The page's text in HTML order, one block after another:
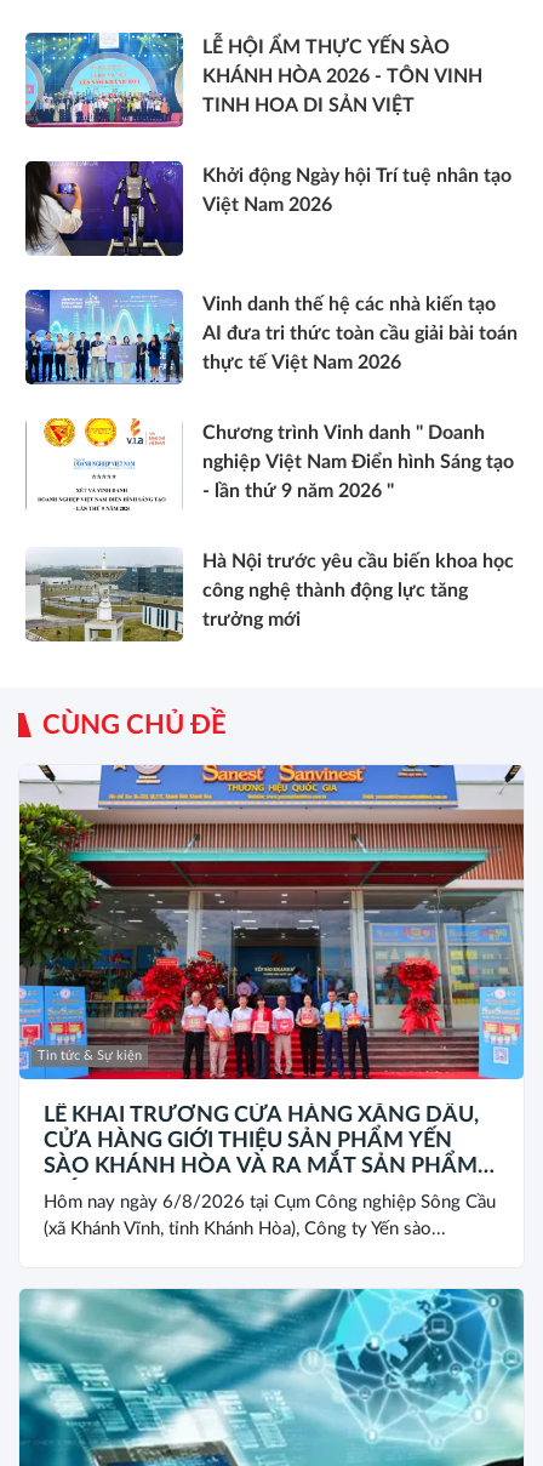
LỄ HỘI ẨM THỰC YẾN SÀO
KHÁNH HÒA 2026 - TÔN VINH
TINH HOA DI SẢN VIỆT
Khởi động Ngày hội Trí tuệ nhân tạo
Việt Nam 2026
Vinh danh thế hệ các nhà kiến tạo
AI đưa tri thức toàn cầu giải bài toán
thực tế Việt Nam 2026
Chương trình Vinh danh " Doanh
nghiệp Việt Nam Điển hình Sáng tạo
- lần thứ 9 năm 2026 "
Hà Nội trước yêu cầu biến khoa học
công nghệ thành động lực tăng
trưởng mới
CÙNG CHỦ ĐỀ
Tin tức & Sự kiện
LỄ KHAI TRƯƠNG CỬA HÀNG XĂNG DẦU,
CỬA HÀNG GIỚI THIỆU SẢN PHẨM YẾN
SÀO KHÁNH HÒA VÀ RA MẮT SẢN PHẨM
MỚI SANEST/SANVINEST SVN79
Hôm nay ngày 6/8/2026 tại Cụm Công nghiệp Sông Cầu
(xã Khánh Vĩnh, tỉnh Khánh Hòa), Công ty Yến sào...